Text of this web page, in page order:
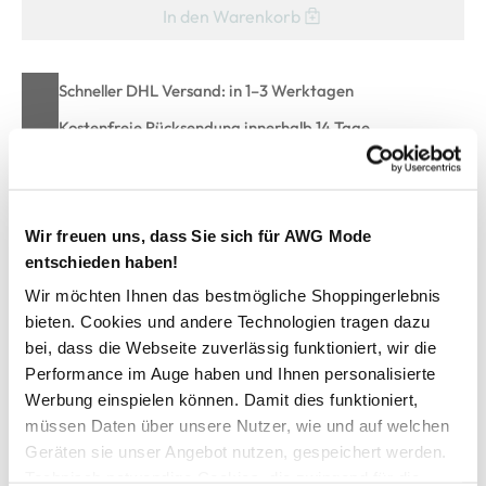
Wir freuen uns, dass Sie sich für AWG Mode
entschieden haben!
Wir möchten Ihnen das bestmögliche Shoppingerlebnis
bieten. Cookies und andere Technologien tragen dazu
bei, dass die Webseite zuverlässig funktioniert, wir die
Performance im Auge haben und Ihnen personalisierte
Werbung einspielen können. Damit dies funktioniert,
müssen Daten über unsere Nutzer, wie und auf welchen
Geräten sie unser Angebot nutzen, gespeichert werden.
In den Warenkorb
Schneller DHL Versand: in 1–3 Werktagen
Kostenfreie Rücksendung innerhalb 14 Tage
Kostenlose Filiallieferung in Ihre Wunschfiliale
Mädchen T-Shirt mit Streifen
Gestreiftes Shirt für Mädchen von Tom Tailor
Mit Rundhalsausschnitt
Regular Fit